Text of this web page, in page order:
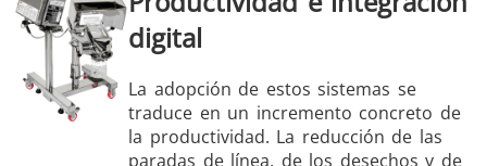
digital
La adopción de estos sistemas se
traduce en un incremento concreto de
la productividad. La reducción de las
paradas de línea, de los desechos y de